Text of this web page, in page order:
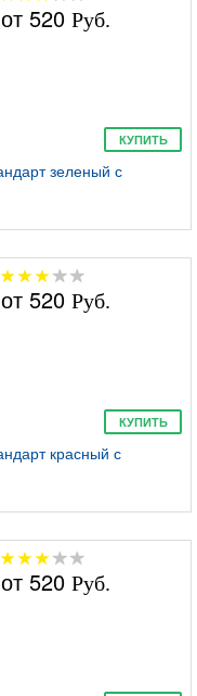
от520 Руб.
КУПИТЬ
зеленый с
от520 Руб.
КУПИТЬ
красный с
от520 Руб.